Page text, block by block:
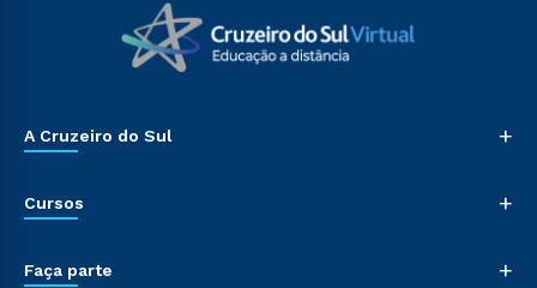
A Cruzeiro do Sul +
Cursos +
Faça parte +